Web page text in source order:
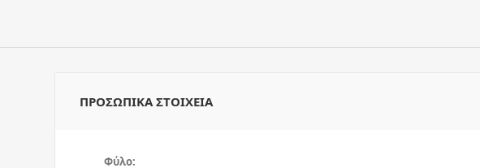
ΠΡΟΣΩΠΙΚΆ ΣΤΟΙΧΕΊΑ
Φύλο: